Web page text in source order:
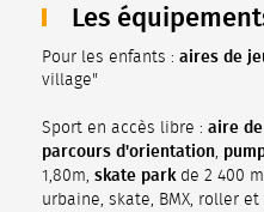
Les
Pour les enfants : aires de
village"
Sport en accès libre : aire
parcours d'orientation,
1,80m, skate parkde 2 400
urbaine, skate, BMX, roller